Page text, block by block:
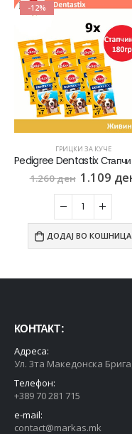
-12%
ГРИЦКИ ЗА КУЧЕ
1.260ден 1.109
ДОДАЈ ВО КОШНИЦА
КОНТАКТ :
Адреса:
Ул. 3та Македонска
Телефон:
+389 70 281 715
e-mail:
contact@markas.mk